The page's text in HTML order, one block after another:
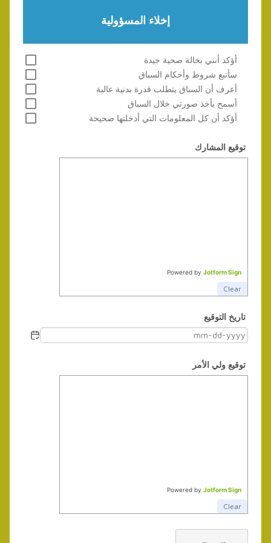
إخلاء المسؤولية
أؤكد أنني بحالة صحية جيدة
سأتبع شروط وأحكام السباق
أعرف أن السباق يتطلب قدرة بدنية عالية
أسمح بأخذ صورتي خلال السباق
أؤكد أن كل المعلومات التي أدخلتها صحيحة
توقيع المشارك
Powered byJotform Sign
Clear
تاريخ التوقيع
توقيع ولي الأمر
Powered byJotform Sign
Clear